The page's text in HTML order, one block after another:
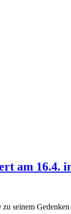
am 16.4.
seinem